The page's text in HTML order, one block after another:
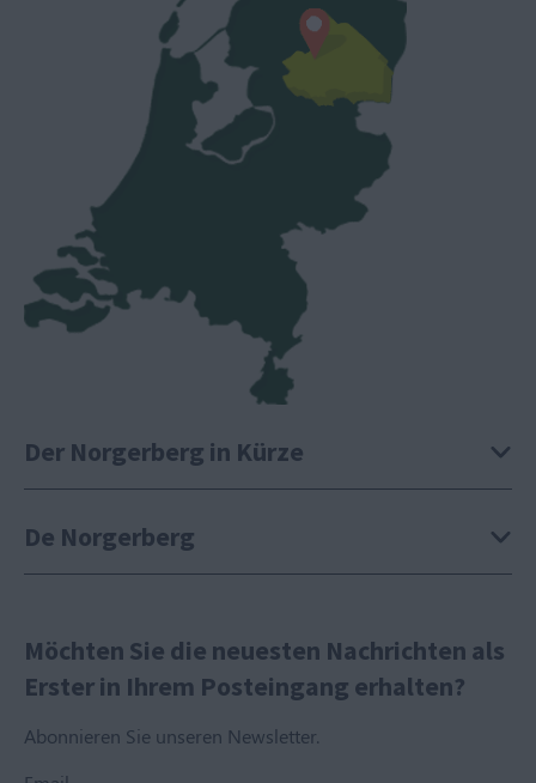
Der Norgerberg in Kürze
De Norgerberg
Möchten Sie die neuesten Nachrichten als
Erster in Ihrem Posteingang erhalten?
Abonnieren Sie unseren Newsletter.